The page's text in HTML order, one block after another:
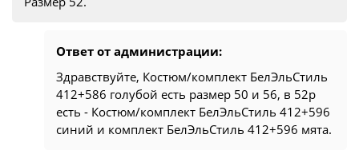
Ответ от администрации:
Здравствуйте, Костюм/комплект БелЭльСтиль
412+586 голубой есть размер 50 и 56, в 52р
есть - Костюм/комплект БелЭльСтиль 412+596
синий и комплект БелЭльСтиль 412+596 мята.